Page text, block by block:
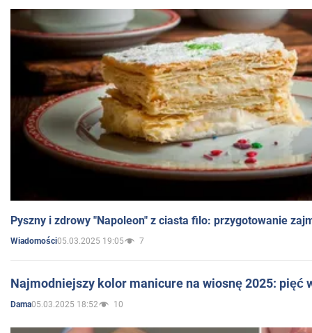
Pyszny i zdrowy "Napoleon" z ciasta filo: przygotowanie
Wiadomości05.03.2025 19:05 7
Najmodniejszy kolor manicure na wiosnę 2025: pięć
Dama05.03.2025 18:52 10